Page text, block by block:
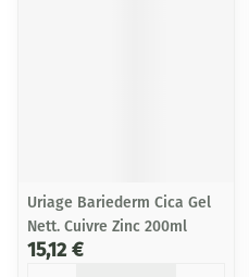
Uriage Bariederm Cica Gel
Nett. Cuivre Zinc 200ml
15,12 €